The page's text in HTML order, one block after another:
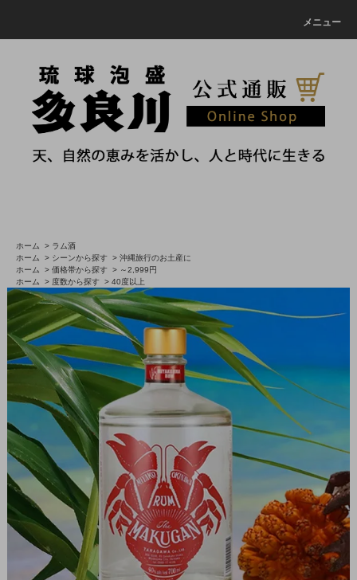
メニュー
ホーム > ラム酒
ホーム
> シーンから探す > 沖縄旅行のお土産に
ホーム
> 価格帯から探す > ～2,999円
ホーム
> 度数から探す > 40度以上